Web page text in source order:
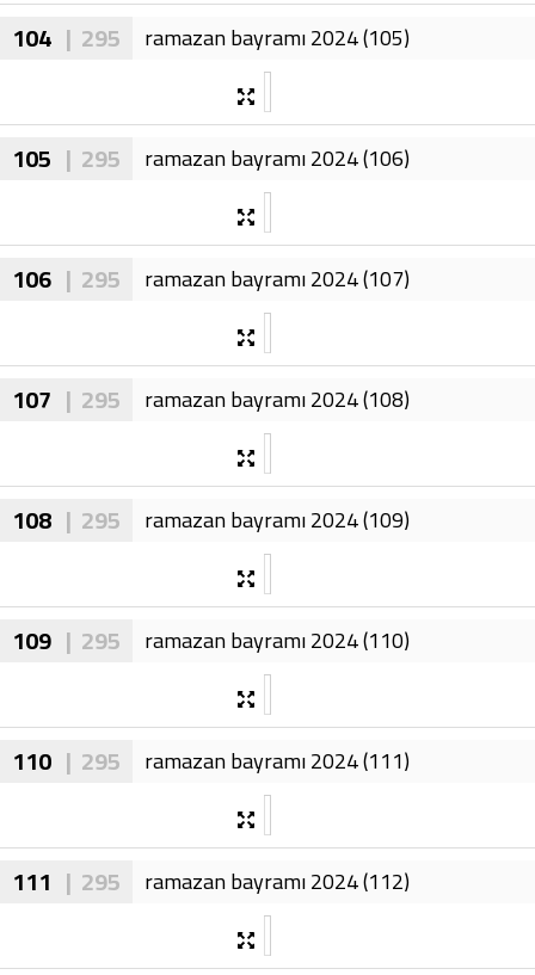
104 | 295 ramazan bayramı 2024 (105)
105 | 295 ramazan bayramı 2024 (106)
106 | 295 ramazan bayramı 2024 (107)
107 | 295 ramazan bayramı 2024 (108)
108 | 295 ramazan bayramı 2024 (109)
109 | 295 ramazan bayramı 2024 (110)
110 | 295 ramazan bayramı 2024 (111)
111 | 295 ramazan bayramı 2024 (112)